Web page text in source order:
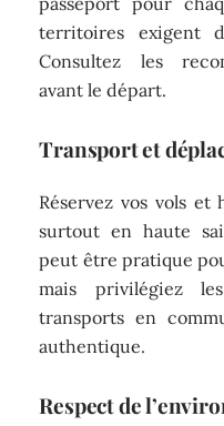
territoires exigent
Consultez les
avant le départ.
Transport et
Réservez vos vols et
surtout en haute
peut être pratique
mais privilégiez
transports en
authentique.
Respect de